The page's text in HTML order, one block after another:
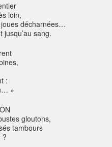
loin,
décharnées…
sang.
:
»
gloutons,
tambours
?